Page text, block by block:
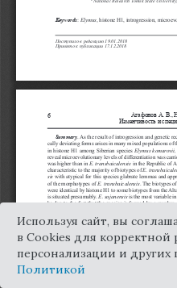
Используя сайт, вы
в Cookies для корректной
персонализации и
Политикой